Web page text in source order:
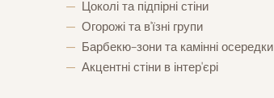
Цоколі та підпірні стіни
Огорожі та в'їзні групи
Барбекю-зони та камінні осередки
Акцентні стіни в інтер'єрі